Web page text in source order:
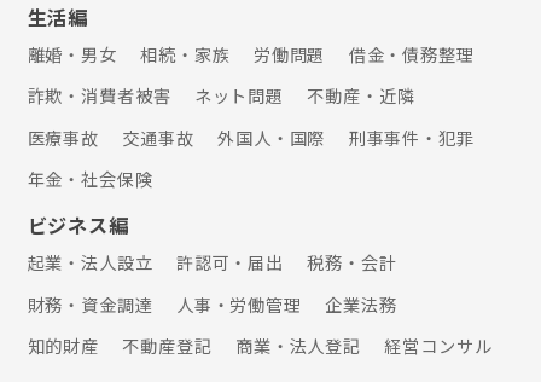
生活編
離婚・男女 相続・家族 労働問題
借金・債務整理
詐欺・消費者被害
ネット問題
不動産・近隣
医療事故
交通事故 外国人・国際
刑事事件・犯罪
年金・社会保険
ビジネス編
起業・法人設立 許認可・届出
税務・会計
財務・資金調達
人事・労働管理
企業法務
知的財産
不動産登記 商業・法人登記 経営コンサル